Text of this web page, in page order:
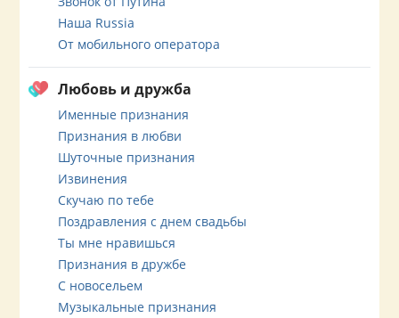
Наша Russia
От мобильного оператора
Любовь и дружба
Именные признания
Признания в любви
Шуточные признания
Извинения
Скучаю по тебе
Поздравления с днем свадьбы
Ты мне нравишься
Признания в дружбе
С новосельем
Музыкальные признания